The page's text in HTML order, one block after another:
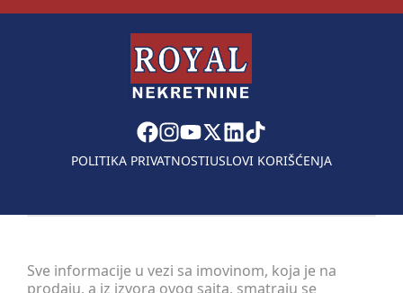
POLITIKA PRIVATNOSTIUSLOVI KORIŠĆENJA
Sve informacije u vezi sa imovinom, koja je na
prodaju, a iz izvora ovog sajta, smatraju se